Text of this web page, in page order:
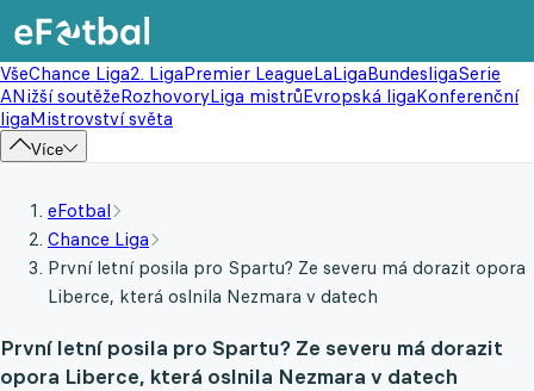
VšeChance Liga2. LigaPremier LeagueLaLigaBundesligaSerie
ANižší soutěžeRozhovoryLiga mistrůEvropská ligaKonferenční
ligaMistrovství světa
Více
eFotbal
Chance Liga
První letní posila pro Spartu? Ze severu má dorazit opora
Liberce, která oslnila Nezmara v datech
První letní posila pro Spartu? Ze severu má dorazit
opora Liberce, která oslnila Nezmara v datech